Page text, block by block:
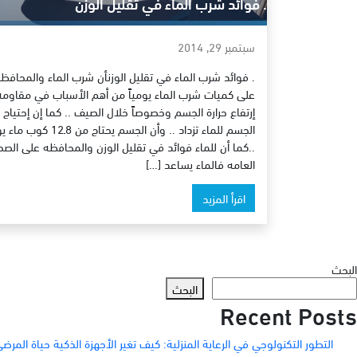
سبتمبر 29, 2014
. فوائد شرب الماء في تقليل الوزنأن شرب الماء
على كميات شرب الماء يومياً من أهم الأسباب في
إرتفاع حرارة الجسم وخصوصاً خلال الصيف .. كما إن إحتياج
الجسم للماء تزداد .. وأن الجسم يحتاج من
..كما أن للماء فوائد في تقليل الوزن والمحافظه على
العامه فالماء يساعد […]
اقرأ المزيد
البحث
البحث
Recent Posts
التطور التكنولوجي في الرعاية المنزلية: كيف تغير الأجهزة الذكية حياة